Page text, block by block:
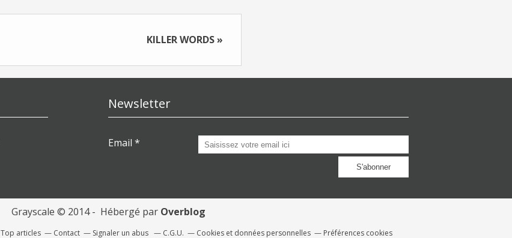
KILLER WORDS »
Newsletter
Email
Grayscale © 2014 - Hébergé par Overblog
Top articles Contact Signaler un abus C.G.U. Cookies et données personnelles Préférences cookies